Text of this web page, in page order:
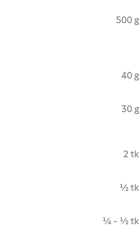
500 g
40 g
30 g
2 tk
½ tk
¼ - ½ tk